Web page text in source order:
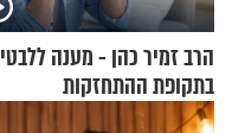
הרב זמיר כהן - מענה
בתקופת ההתחזקות